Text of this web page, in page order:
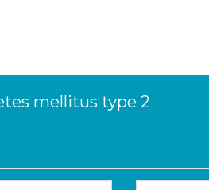
mellitus type 2